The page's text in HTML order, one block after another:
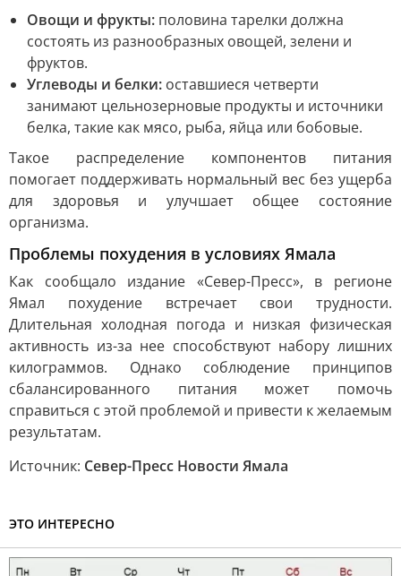
Овощи и фрукты: половина тарелки должна
состоять из разнообразных овощей, зелени и
фруктов.
Углеводы и белки: оставшиеся четверти
занимают цельнозерновые продукты и источники
белка, такие как мясо, рыба, яйца или бобовые.
Такое распределение компонентов питания
помогает поддерживать нормальный вес без ущерба
для здоровья и улучшает общее состояние
организма.
Проблемы похудения в условиях Ямала
Как сообщало издание «Север-Пресс», в регионе
Ямал похудение встречает свои трудности.
Длительная холодная погода и низкая физическая
активность из-за нее способствуют набору лишних
килограммов. Однако соблюдение принципов
сбалансированного питания может помочь
справиться с этой проблемой и привести к желаемым
результатам.
Источник: Север-Пресс Новости Ямала
ЭТО ИНТЕРЕСНО